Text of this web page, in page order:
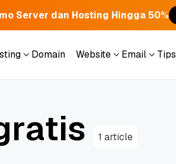
Server dan Hosting Hingga 50%
Domain
Website
Email
Tips
ratis 1 article